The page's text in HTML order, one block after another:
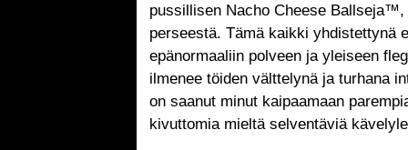
pussillisen Nacho Cheese
perseestä. Tämä kaikki yhdistettynä
epänormaaliin polveen ja yleiseen
ilmenee töiden välttelynä ja turhana
on saanut minut kaipaamaan
kivuttomia mieltä selventäviä